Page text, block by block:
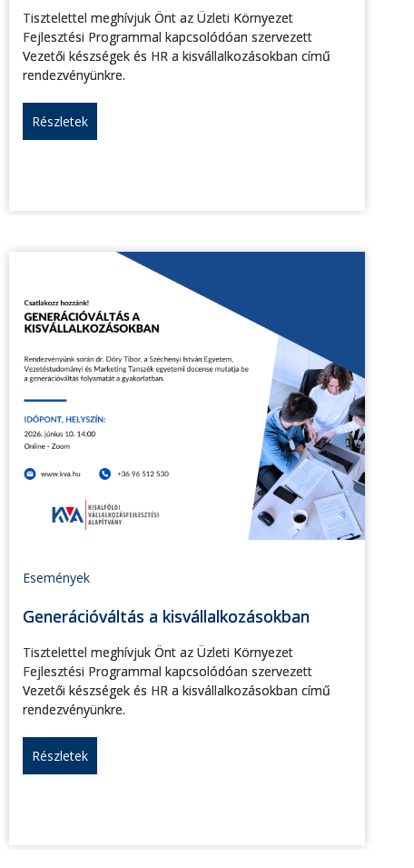
Tisztelettel meghívjuk Önt az Üzleti Környezet
Fejlesztési Programmal kapcsolódóan szervezett
Vezetői készségek és HR a kisvállalkozásokban című
rendezvényünkre.
Részletek
Események
Generációváltás a kisvállalkozásokban
Tisztelettel meghívjuk Önt az Üzleti Környezet
Fejlesztési Programmal kapcsolódóan szervezett
Vezetői készségek és HR a kisvállalkozásokban című
rendezvényünkre.
Részletek